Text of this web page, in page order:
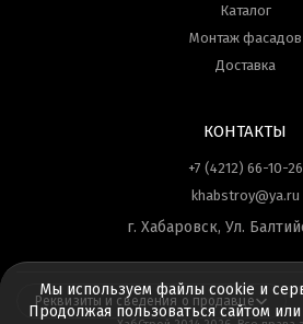
Каталог
Монтаж фасадов
Доставка
КОНТАКТЫ
+7 (4212) 66-10-26
khabstroy@ya.ru
г. Хабаровск, Ул.
Реквизиты и сведения о продавце
Мы используем файлы cookie и
Продолжая пользоваться сайтом